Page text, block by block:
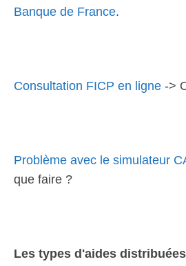
Banque de France.
Consultation FICP en ligne ->
Problème avec le simulateur
que faire ?
Les types d'aides distribuées